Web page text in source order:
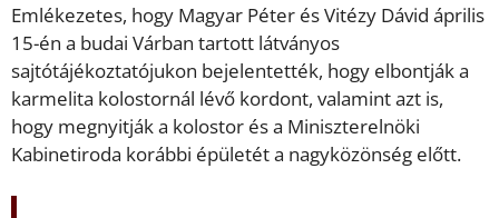
Emlékezetes, hogy Magyar Péter és Vitézy Dávid április
15-én a budai Várban tartott látványos
sajtótájékoztatójukon bejelentették, hogy elbontják a
karmelita kolostornál lévő kordont, valamint azt is,
hogy megnyitják a kolostor és a Miniszterelnöki
Kabinetiroda korábbi épületét a nagyközönség előtt.